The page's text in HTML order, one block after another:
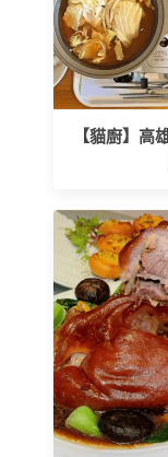
【貓廚】高